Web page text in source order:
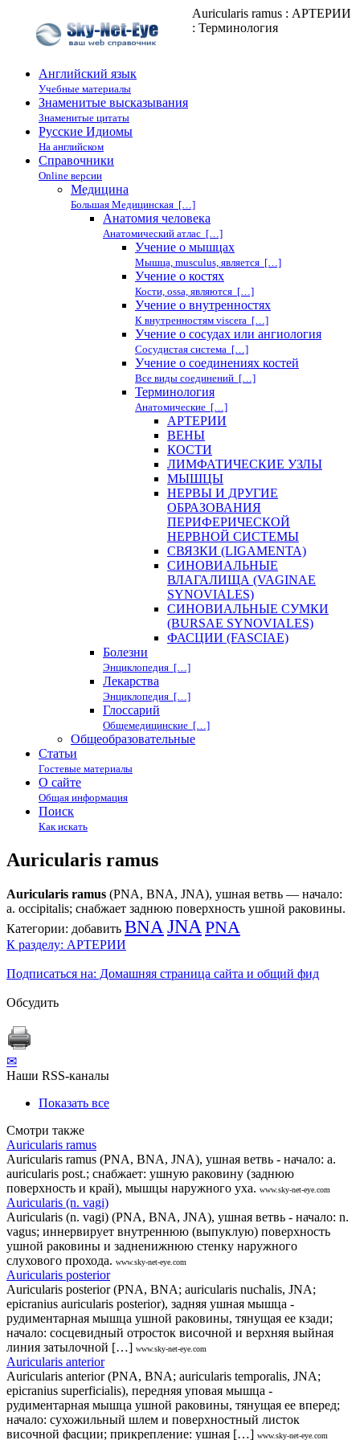
Auricularis ramus : АРТЕРИИ
: Терминология
Английский язык
Учебные материалы
Знаменитые высказывания
Знаменитые цитаты
Русские Идиомы
На английском
Справочники
Online версии
Медицина
Большая Медицинская […]
Анатомия человека
Анатомический атлас […]
Учение о мышцах
Мышца, musculus, является […]
Учение о костях
Кости, ossa, являются […]
Учение о внутренностях
К внутренностям viscera […]
Учение о сосудах или ангиология
Сосудистая система […]
Учение о соединениях костей
Все виды соединений […]
Терминология
Анатомические […]
АРТЕРИИ
ВЕНЫ
КОСТИ
ЛИМФАТИЧЕСКИЕ УЗЛЫ
МЫШЦЫ
НЕРВЫ И ДРУГИЕ
ОБРАЗОВАНИЯ
ПЕРИФЕРИЧЕСКОЙ
НЕРВНОЙ СИСТЕМЫ
СВЯЗКИ (LIGAMENTA)
СИНОВИАЛЬНЫЕ
ВЛАГАЛИЩА (VAGINAE
SYNOVIALES)
СИНОВИАЛЬНЫЕ СУМКИ
(BURSAE SYNOVIALES)
ФАСЦИИ (FASCIAE)
Болезни
Энциклопедия […]
Лекарства
Энциклопедия […]
Глоссарий
Общемедицинские […]
Общеобразовательные
Статьи
Гостевые материалы
О сайте
Общая информация
Поиск
Как искать
Auricularis ramus
Auricularis ramus (PNA, BNA, JNA), ушная ветвь — начало:
a. occipitalis; снабжает заднюю поверхность ушной раковины.
Категории: добавить BNA JNA PNA
К разделу: АРТЕРИИ
Подписаться на: Домашняя страница сайта и общий фид
Обсудить
✉
Наши RSS-каналы
Показать все
Смотри также
Auricularis ramus
Auricularis ramus (PNA, BNA, JNA), ушная ветвь - начало: a.
auricularis post.; снабжает: ушную раковину (заднюю
поверхность и край), мышцы наружного уха. www.sky-net-eye.com
Auricularis (n. vagi)
Auricularis (n. vagi) (PNA, BNA, JNA), ушная ветвь - начало: n.
vagus; иннервирует внутреннюю (выпуклую) поверхность
ушной раковины и задненижнюю стенку наружного
слухового прохода. www.sky-net-eye.com
Auricularis posterior
Auricularis posterior (PNA, BNA; auricularis nuchalis, JNA;
epicranius auricularis posterior), задняя ушная мышца -
рудиментарная мышца ушной раковины, тянущая ее кзади;
начало: сосцевидный отросток височной и верхняя выйная
линия затылочной […] www.sky-net-eye.com
Auricularis anterior
Auricularis anterior (PNA, BNA; auricularis temporalis, JNA;
epicranius superficialis), передняя уповая мышца -
рудиментарная мышца ушной раковины, тянущая ее вперед;
начало: сухожильный шлем и поверхностный листок
височной фасции; прикрепление: ушная […] www.sky-net-eye.com